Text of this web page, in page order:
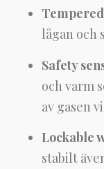
lågan och
Safety
och varm
av gasen
Lockable
stabilt